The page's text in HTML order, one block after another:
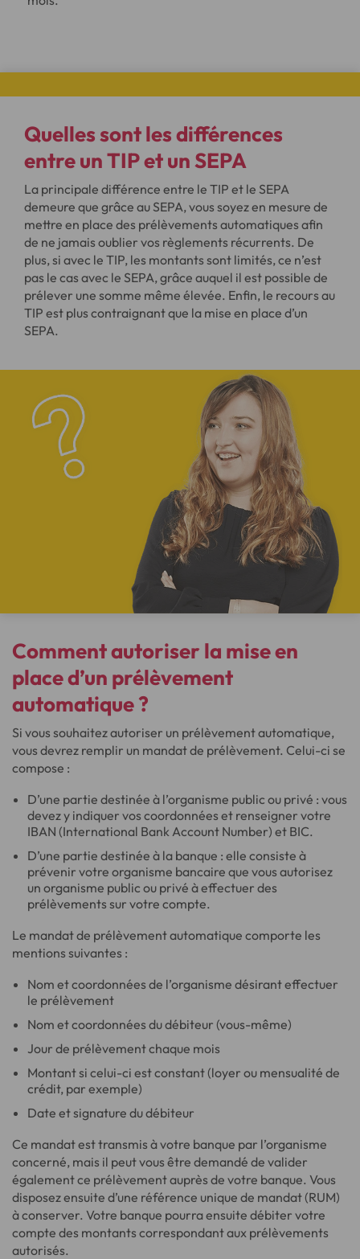
Quelles sont les différences
entre un TIP et un SEPA
La principale différence entre le TIP et le SEPA
demeure que grâce au SEPA, vous soyez en mesure de
mettre en place des prélèvements automatiques afin
de ne jamais oublier vos règlements récurrents. De
plus, si avec le TIP, les montants sont limités, ce n’est
pas le cas avec le SEPA, grâce auquel il est possible de
prélever une somme même élevée. Enfin, le recours au
TIP est plus contraignant que la mise en place d’un
SEPA.
Comment autoriser la mise en
place d’un prélèvement
automatique ?
Si vous souhaitez autoriser un prélèvement automatique,
vous devrez remplir un mandat de prélèvement. Celui-ci se
compose :
D’une partie destinée à l’organisme public ou privé : vous
devez y indiquer vos coordonnées et renseigner votre
IBAN (International Bank Account Number) et BIC.
D’une partie destinée à la banque : elle consiste à
prévenir votre organisme bancaire que vous autorisez
un organisme public ou privé à effectuer des
prélèvements sur votre compte.
Le mandat de prélèvement automatique comporte les
mentions suivantes :
Nom et coordonnées de l’organisme désirant effectuer
le prélèvement
Nom et coordonnées du débiteur (vous-même)
Jour de prélèvement chaque mois
Montant si celui-ci est constant (loyer ou mensualité de
crédit, par exemple)
Date et signature du débiteur
Ce mandat est transmis à votre banque par l’organisme
concerné, mais il peut vous être demandé de valider
également ce prélèvement auprès de votre banque. Vous
disposez ensuite d’une référence unique de mandat (RUM)
à conserver. Votre banque pourra ensuite débiter votre
compte des montants correspondant aux prélèvements
autorisés.